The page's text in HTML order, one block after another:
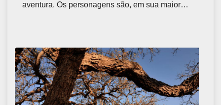
aventura. Os personagens são, em sua maior…